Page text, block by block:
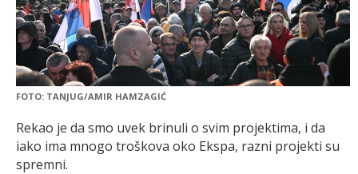
FOTO: TANJUG/AMIR HAMZAGIĆ
Rekao je da smo uvek brinuli o svim projektima, i da
iako ima mnogo troškova oko Ekspa, razni projekti su
spremni.